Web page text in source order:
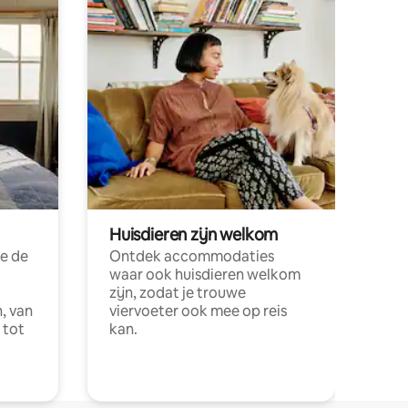
de
van
tot
Huisdieren zijn welkom
Ontdek accommodaties
waar ook huisdieren welkom
zijn, zodat je trouwe
viervoeter ook mee op reis
kan.